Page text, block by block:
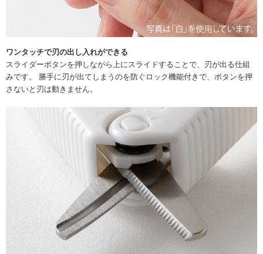
ワンタッチで刃の出し入れができる
スライダーボタンを押しながら上にスライドすることで、刃が出る仕組
みです。 勝手に刃が出てしまうのを防ぐロック機能付きで、ボタンを押
さないと刃は動きません。